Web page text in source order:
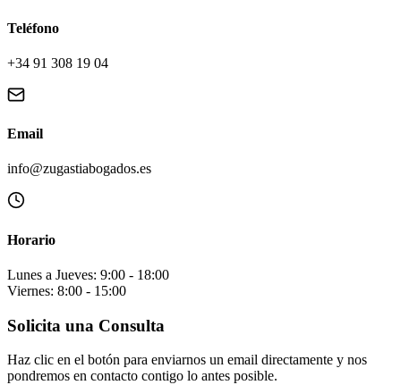
Teléfono
+34 91 308 19 04
Email
info@zugastiabogados.es
Horario
Lunes a Jueves: 9:00 - 18:00
Viernes: 8:00 - 15:00
Solicita una Consulta
Haz clic en el botón para enviarnos un email directamente y nos
pondremos en contacto contigo lo antes posible.